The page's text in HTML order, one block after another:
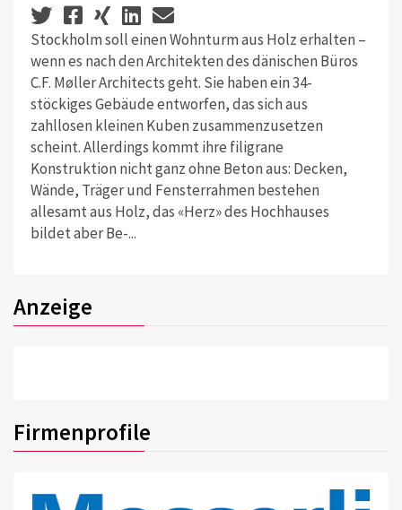
Stockholm soll einen Wohnturm aus Holz erhalten –
wenn es nach den Architekten des dänischen Büros
C.F. Møller Architects geht. Sie haben ein 34-
stöckiges Gebäude entworfen, das sich aus
zahllosen kleinen Kuben zusammenzusetzen
scheint. Allerdings kommt ihre filigrane
Konstruktion nicht ganz ohne Beton aus: Decken,
Wände, Träger und Fensterrahmen bestehen
allesamt aus Holz, das «Herz» des Hochhauses
bildet aber Be-...
Anzeige
Firmenprofile